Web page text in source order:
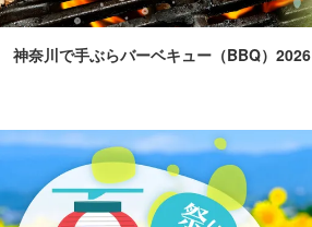
神奈川で手ぶらバーベキュー（BBQ）2026